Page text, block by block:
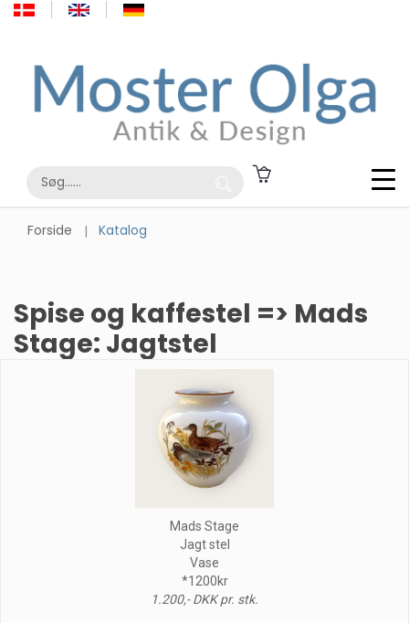
Forside Katalog
Spise og kaffestel => Mads
Stage: Jagtstel
Mads Stage
Jagt stel
Vase
*1200kr
1.200,- DKK pr. stk.